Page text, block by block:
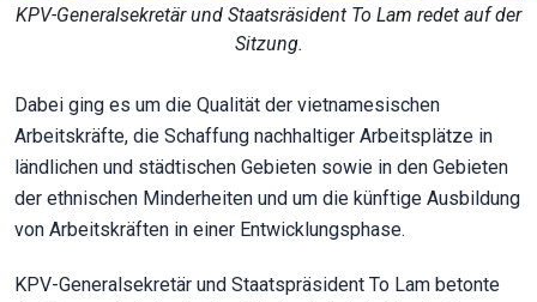
KPV-Generalsekretär und Staatsräsident To Lam redet auf der
Sitzung.
Dabei ging es um die Qualität der vietnamesischen
Arbeitskräfte, die Schaffung nachhaltiger Arbeitsplätze in
ländlichen und städtischen Gebieten sowie in den Gebieten
der ethnischen Minderheiten und um die künftige Ausbildung
von Arbeitskräften in einer Entwicklungsphase.
KPV-Generalsekretär und Staatspräsident To Lam betonte